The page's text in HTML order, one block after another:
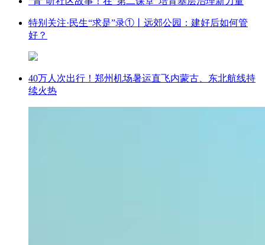
特别关注·民生“求是”录①丨远郊公园：建好后如何管
好？
40万人次出行！郑州机场暑运直飞内蒙古、东北航线持
续火热